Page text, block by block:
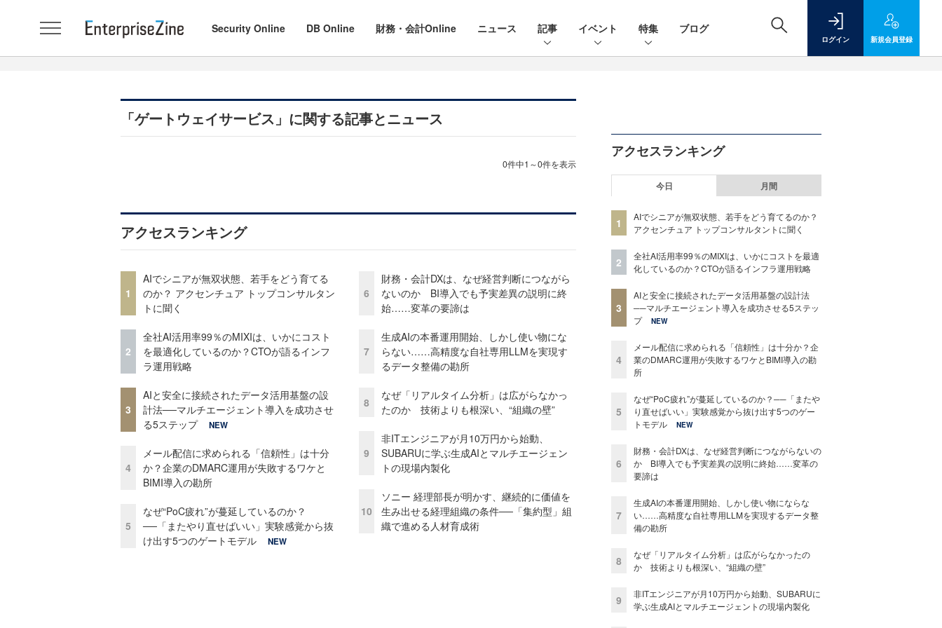
Security Online DB Online 財務・会計Online ニュース 記事 イベント 特集 ブログ
ログイン 新規会員登録
「ゲートウェイサービス」に関する記事とニュース
0件中1～0件を表示
アクセスランキング
1
AIでシニアが無双状態、若手をどう育てる
のか？ アクセンチュア トップコンサルタン
トに聞く
2
全社AI活用率99％のMIXIは、いかにコスト
を最適化しているのか？CTOが語るインフ
ラ運用戦略
3
AIと安全に接続されたデータ活用基盤の設
計法──マルチエージェント導入を成功させ
る5ステップ
NEW
4
メール配信に求められる「信頼性」は十分
か？企業のDMARC運用が失敗するワケと
BIMI導入の勘所
5
なぜ“PoC疲れ”が蔓延しているのか？
──「またやり直せばいい」実験感覚から抜
け出す5つのゲートモデル
NEW
6
財務・会計DXは、なぜ経営判断につながら
ないのか BI導入でも予実差異の説明に終
始……変革の要諦は
7
生成AIの本番運用開始、しかし使い物にな
らない……高精度な自社専用LLMを実現す
るデータ整備の勘所
8
なぜ「リアルタイム分析」は広がらなかっ
たのか 技術よりも根深い、“組織の壁”
9
非ITエンジニアが月10万円から始動、
SUBARUに学ぶ生成AIとマルチエージェン
トの現場内製化
10
ソニー 経理部長が明かす、継続的に価値を
生み出せる経理組織の条件──「集約型」組
織で進める人材育成術
アクセスランキング
今日 月間
1
AIでシニアが無双状態、若手をどう育てるのか？
アクセンチュア トップコンサルタントに聞く
2
全社AI活用率99％のMIXIは、いかにコストを最適
化しているのか？CTOが語るインフラ運用戦略
3
AIと安全に接続されたデータ活用基盤の設計法
──マルチエージェント導入を成功させる5ステッ
プ
NEW
4
メール配信に求められる「信頼性」は十分か？企
業のDMARC運用が失敗するワケとBIMI導入の勘
所
5
なぜ“PoC疲れ”が蔓延しているのか？──「またや
り直せばいい」実験感覚から抜け出す5つのゲー
トモデル
NEW
6
財務・会計DXは、なぜ経営判断につながらないの
か BI導入でも予実差異の説明に終始……変革の
要諦は
7
生成AIの本番運用開始、しかし使い物にならな
い……高精度な自社専用LLMを実現するデータ整
備の勘所
8
なぜ「リアルタイム分析」は広がらなかったの
か 技術よりも根深い、“組織の壁”
9
非ITエンジニアが月10万円から始動、SUBARUに
学ぶ生成AIとマルチエージェントの現場内製化